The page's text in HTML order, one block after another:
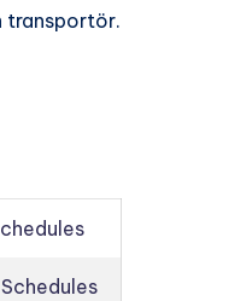
transportör.